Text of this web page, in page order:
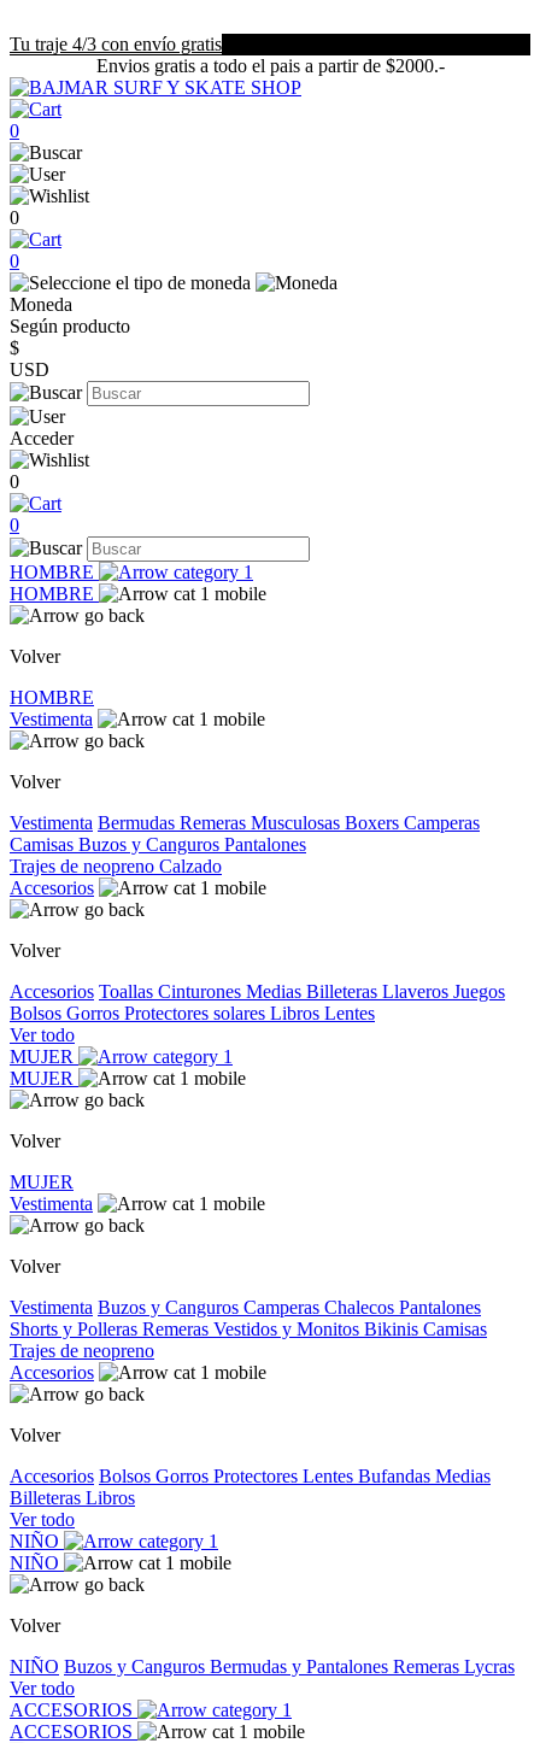
Tu traje 4/3 con envío gratis
Envios gratis a todo el pais a partir de $2000.-
0
0
0
Moneda
Según producto
$
USD
Acceder
0
0
HOMBRE
HOMBRE
Volver
HOMBRE
Vestimenta
Volver
Vestimenta Bermudas Remeras Musculosas Boxers Camperas
Camisas Buzos y Canguros Pantalones
Trajes de neopreno Calzado
Accesorios
Volver
Accesorios Toallas Cinturones Medias Billeteras Llaveros Juegos
Bolsos Gorros Protectores solares Libros Lentes
Ver todo
MUJER
MUJER
Volver
MUJER
Vestimenta
Volver
Vestimenta Buzos y Canguros Camperas Chalecos Pantalones
Shorts y Polleras Remeras Vestidos y Monitos Bikinis Camisas
Trajes de neopreno
Accesorios
Volver
Accesorios Bolsos Gorros Protectores Lentes Bufandas Medias
Billeteras Libros
Ver todo
NIÑO
NIÑO
Volver
NIÑO Buzos y Canguros Bermudas y Pantalones Remeras Lycras
Ver todo
ACCESORIOS
ACCESORIOS